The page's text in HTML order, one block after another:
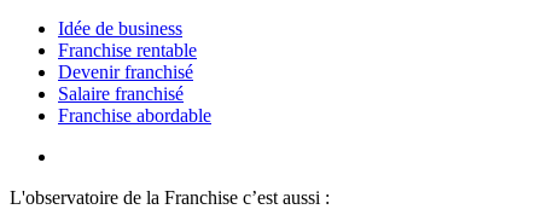
Idée de business
Franchise rentable
Devenir franchisé
Salaire franchisé
Franchise abordable
L'observatoire de la Franchise c’est aussi :